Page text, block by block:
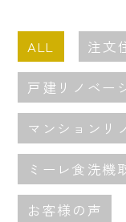
ALL 注文
戸建リノベー
マンションリ
ミーレ食洗機
お客様の声